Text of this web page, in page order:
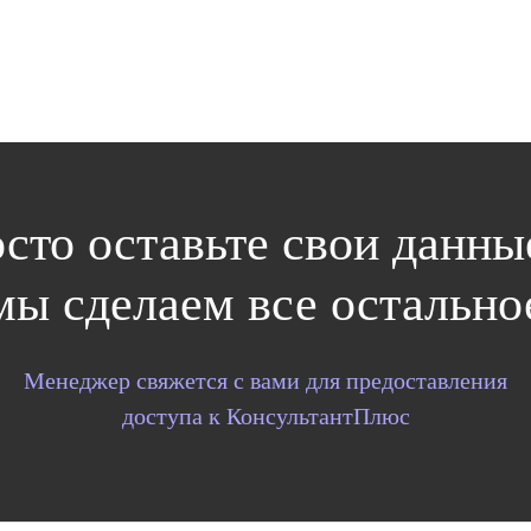
оставьте свои
сделаем все
Менеджер свяжется с вами для предоставления
доступа к КонсультантПлюс